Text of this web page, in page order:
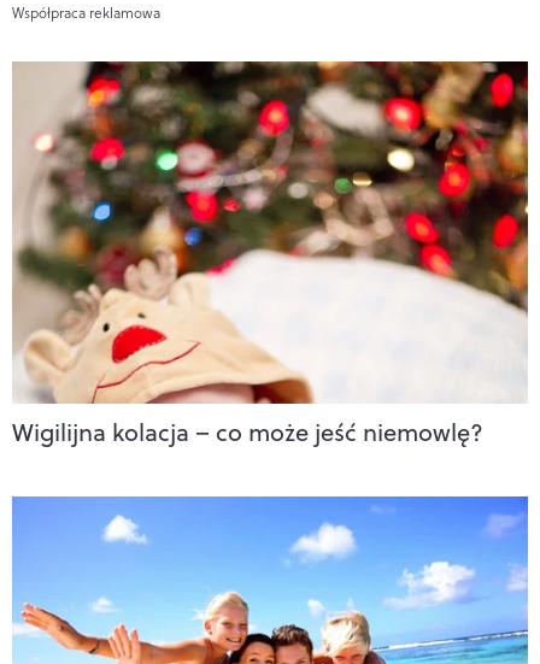
Współpraca reklamowa
Wigilijna kolacja – co może jeść niemowlę?